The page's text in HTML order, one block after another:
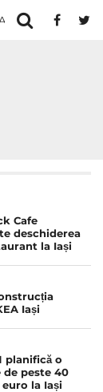
IN IASI
Cafe
deschiderea
la Iași
Iași
planifică o
de peste 40
la Iași